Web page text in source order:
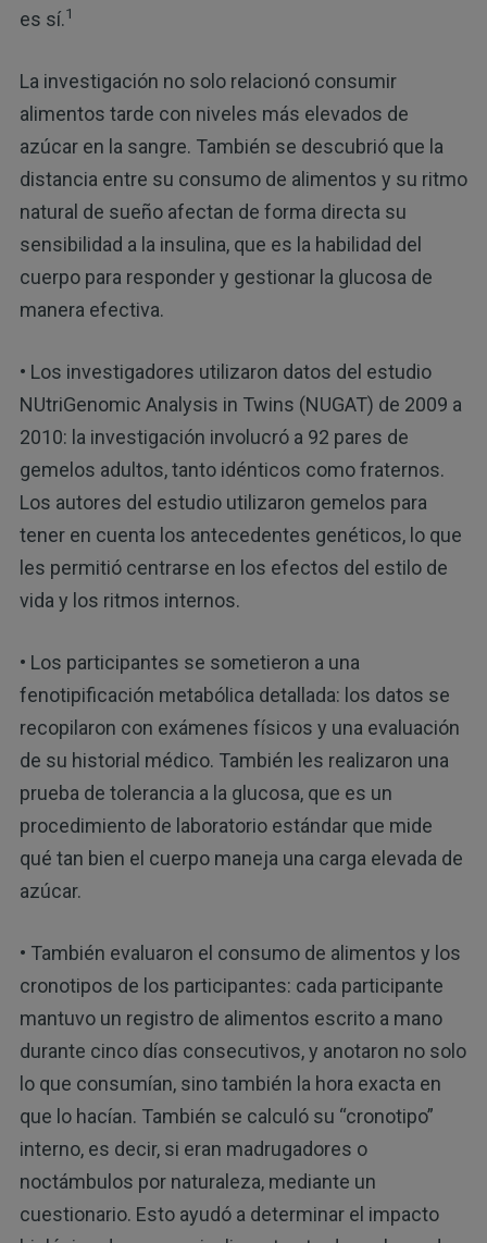
es sí.1
La investigación no solo relacionó consumir
alimentos tarde con niveles más elevados de
azúcar en la sangre. También se descubrió que la
distancia entre su consumo de alimentos y su ritmo
natural de sueño afectan de forma directa su
sensibilidad a la insulina, que es la habilidad del
cuerpo para responder y gestionar la glucosa de
manera efectiva.
• Los investigadores utilizaron datos del estudio
NUtriGenomic Analysis in Twins (NUGAT) de 2009 a
2010: la investigación involucró a 92 pares de
gemelos adultos, tanto idénticos como fraternos.
Los autores del estudio utilizaron gemelos para
tener en cuenta los antecedentes genéticos, lo que
les permitió centrarse en los efectos del estilo de
vida y los ritmos internos.
• Los participantes se sometieron a una
fenotipificación metabólica detallada: los datos se
recopilaron con exámenes físicos y una evaluación
de su historial médico. También les realizaron una
prueba de tolerancia a la glucosa, que es un
procedimiento de laboratorio estándar que mide
qué tan bien el cuerpo maneja una carga elevada de
azúcar.
• También evaluaron el consumo de alimentos y los
cronotipos de los participantes: cada participante
mantuvo un registro de alimentos escrito a mano
durante cinco días consecutivos, y anotaron no solo
lo que consumían, sino también la hora exacta en
que lo hacían. También se calculó su “cronotipo”
interno, es decir, si eran madrugadores o
noctámbulos por naturaleza, mediante un
cuestionario. Esto ayudó a determinar el impacto